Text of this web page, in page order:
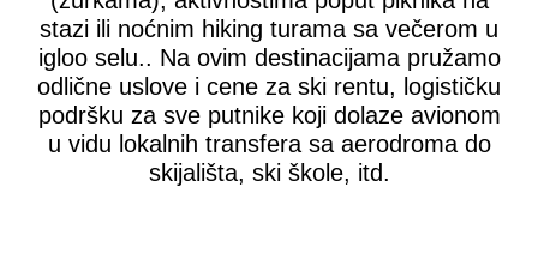
stazi ili noćnim hiking turama sa večerom u
igloo selu.. Na ovim destinacijama pružamo
odlične uslove i cene za ski rentu, logističku
podršku za sve putnike koji dolaze avionom
u vidu lokalnih transfera sa aerodroma do
skijališta, ski škole, itd.